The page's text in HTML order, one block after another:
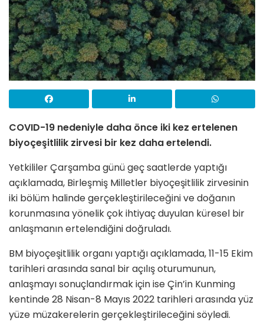
COVID-19 nedeniyle daha önce iki kez ertelenen
biyoçeşitlilik zirvesi bir kez daha ertelendi.
Yetkililer Çarşamba günü geç saatlerde yaptığı
açıklamada, Birleşmiş Milletler biyoçeşitlilik zirvesinin
iki bölüm halinde gerçekleştirileceğini ve doğanın
korunmasına yönelik çok ihtiyaç duyulan küresel bir
anlaşmanın ertelendiğini doğruladı.
BM biyoçeşitlilik organı yaptığı açıklamada, 11-15 Ekim
tarihleri arasında sanal bir açılış oturumunun,
anlaşmayı sonuçlandırmak için ise Çin’in Kunming
kentinde 28 Nisan-8 Mayıs 2022 tarihleri arasında yüz
yüze müzakerelerin gerçekleştirileceğini söyledi.